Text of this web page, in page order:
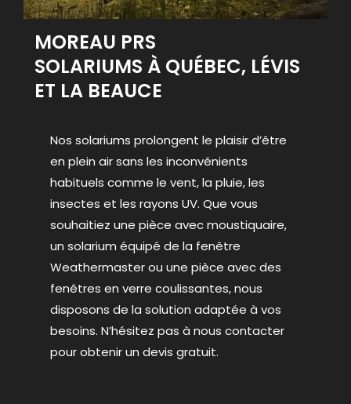
MOREAU PRS
SOLARIUMS À QUÉBEC, LÉVIS
ET LA BEAUCE
Nos solariums prolongent le plaisir d’être
en plein air sans les inconvénients
habituels comme le vent, la pluie, les
insectes et les rayons UV. Que vous
souhaitiez une pièce avec moustiquaire,
un solarium équipé de la fenêtre
Weathermaster ou une pièce avec des
fenêtres en verre coulissantes, nous
disposons de la solution adaptée à vos
besoins. N’hésitez pas à nous contacter
pour obtenir un devis gratuit.